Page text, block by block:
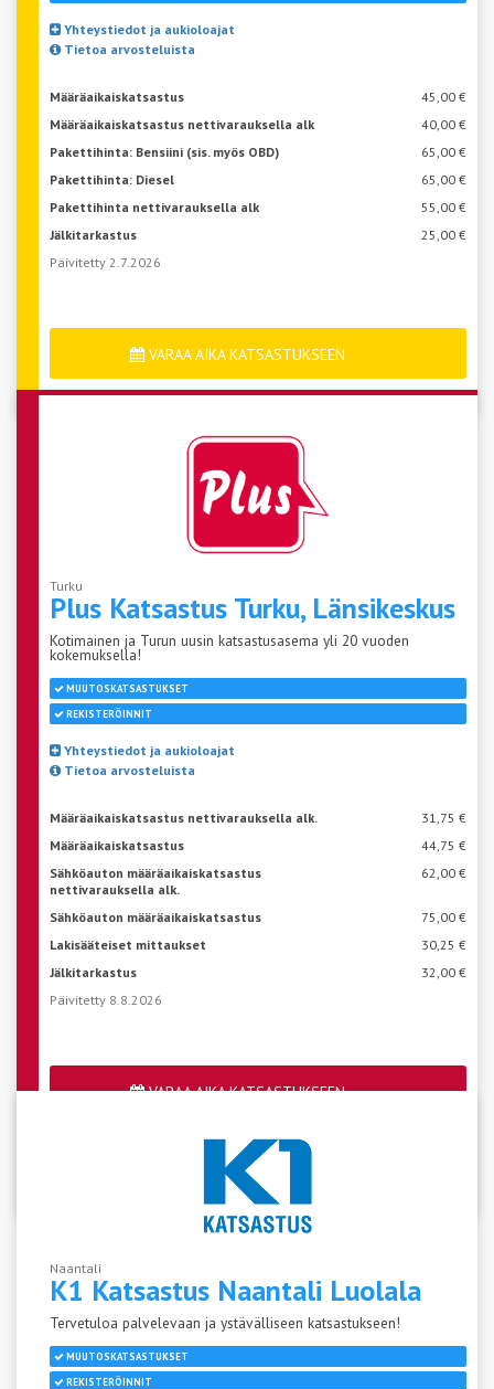
Yhteystiedot ja aukioloajat
Tietoa arvosteluista
Määräaikaiskatsastus
45,00 €
Määräaikaiskatsastus nettivarauksella alk
40,00 €
Pakettihinta: Bensiini (sis. myös OBD)
65,00 €
Pakettihinta: Diesel
65,00 €
Pakettihinta nettivarauksella alk
55,00 €
Jälkitarkastus
25,00 €
Päivitetty 2.7.2026
VARAA AIKA KATSASTUKSEEN
Turku
Plus Katsastus Turku, Länsikeskus
Kotimainen ja Turun uusin katsastusasema yli 20 vuoden
kokemuksella!
MUUTOSKATSASTUKSET
REKISTERÖINNIT
Yhteystiedot ja aukioloajat
Tietoa arvosteluista
Määräaikaiskatsastus nettivarauksella alk.
31,75 €
Määräaikaiskatsastus
44,75 €
Sähköauton määräaikaiskatsastus
nettivarauksella alk.
62,00 €
Sähköauton määräaikaiskatsastus
75,00 €
Lakisääteiset mittaukset
30,25 €
Jälkitarkastus
32,00 €
Päivitetty 8.8.2026
VARAA AIKA KATSASTUKSEEN
Katso aseman vapaat ajat
Naantali
K1 Katsastus Naantali Luolala
Tervetuloa palvelevaan ja ystävälliseen katsastukseen!
MUUTOSKATSASTUKSET
REKISTERÖINNIT